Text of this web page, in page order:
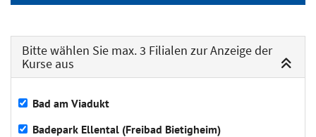
Bitte wählen Sie max. 3 Filialen zur Anzeige der
Kurse aus
Bad am Viadukt
Badepark Ellental (Freibad Bietigheim)